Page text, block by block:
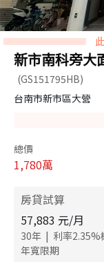
新市南科旁大
(GS151795HB)
台南市新市區大營
總價
1,780萬
房貸試算
57,883 元/月
30年 | 利率2.35%
年寬限期